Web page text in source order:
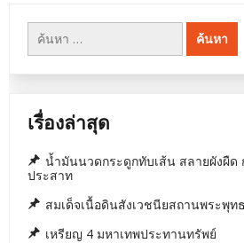
ค้นหา
สำหรับ:
เรื่องล่าสุด
น้ำมันนวดกระดูกทับเส้น สลายผังผืด
ประสาท
สมเด็จเนื้อดินสังเวชนียสถานพระพุท
เหรียญ 4 มหาเทพประทานทรัพย์